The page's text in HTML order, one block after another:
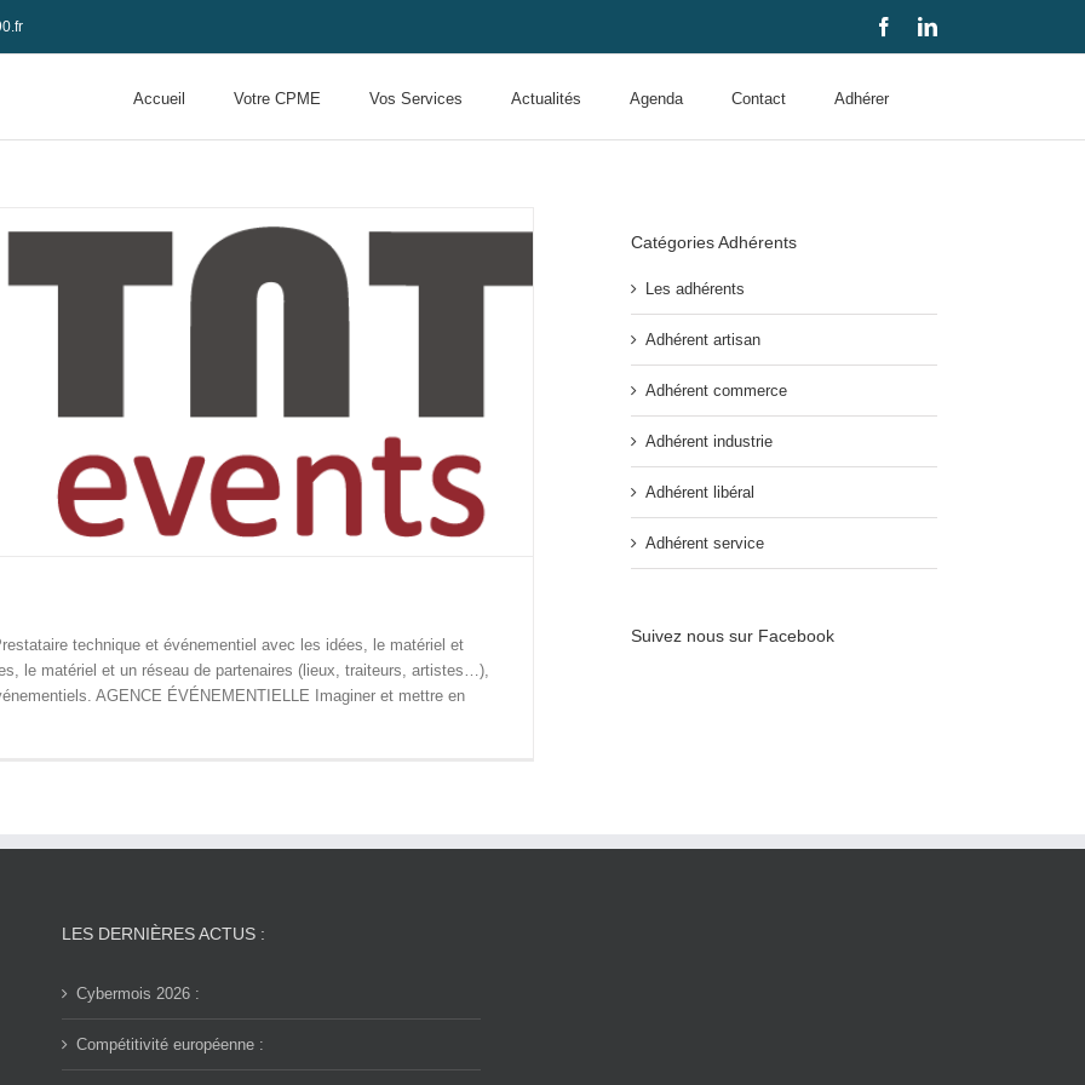
FacebookLinkedIn
Accueil Votre CPME Vos Services Actualités Agenda Contact Adhérer
technique et événementiel avec les idées, le matériel et
le matériel et un réseau de partenaires (lieux, traiteurs, artistes…),
AGENCE ÉVÉNEMENTIELLE Imaginer et mettre en
Catégories Adhérents
Les adhérents
Adhérent artisan
Adhérent commerce
Adhérent industrie
Adhérent libéral
Adhérent service
Suivez nous sur Facebook
LES DERNIÈRES ACTUS :
Cybermois 2026 :
Compétitivité européenne :